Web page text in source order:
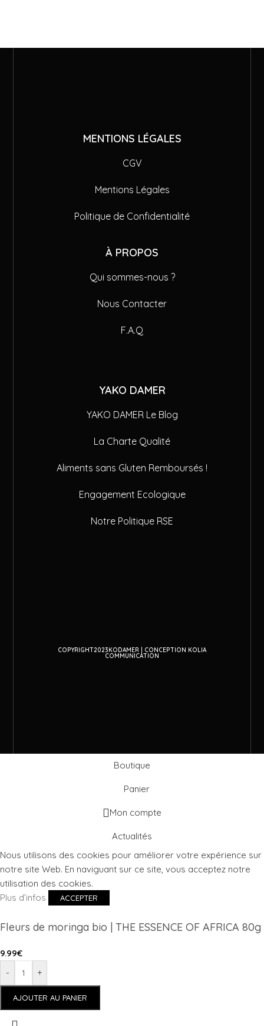
MENTIONS LÉGALES
CGV
Mentions Légales
Politique de Confidentialité
À PROPOS
Qui sommes-nous ?
Nous Contacter
F.A.Q
YAKO DAMER
YAKO DAMER Le Blog
La Charte Qualité
Aliments sans Gluten Remboursés !
Engagement Ecologique
Notre Politique RSE
COPYRIGHT2023KODAMER | CONCEPTION KOLIA
COMMUNICATION
Boutique
Panier
Mon compte
Actualités
Nous utilisons des cookies pour améliorer votre expérience sur
notre site Web. En naviguant sur ce site, vous acceptez notre
utilisation des cookies.
Plus d’infos
ACCEPTER
Fleurs de moringa bio | THE ESSENCE OF AFRICA 80g
9.99€
-
+
AJOUTER AU PANIER